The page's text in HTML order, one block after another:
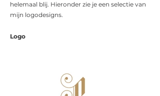
helemaal blij. Hieronder zie je een selectie van
mijn logodesigns.
Logo